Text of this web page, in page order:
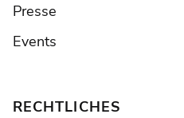
Presse
Events
RECHTLICHES